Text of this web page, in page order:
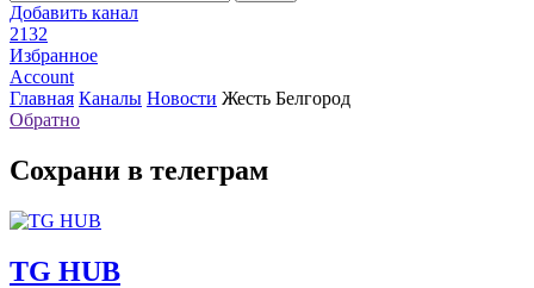
Добавить канал
2132
Избранное
Account
Главная Каналы Новости Жесть Белгород
Обратно
Сохрани в телеграм
TG HUB